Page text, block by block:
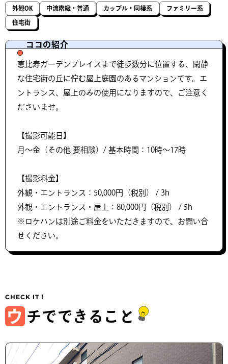
外観OK 中流階級・普通 カップル・同棲系 ファミリー系
住宅街
ココの紹介
恵比寿ガーデンプレイスまで徒歩数分に位置する、閑静
な住宅街の丘に佇む屋上庭園のあるマンションです。エ
ントランス、屋上のみの使用になりますので、ご注意く
ださいませ。
【撮影可能日】
月〜金（その他 要相談）/ 基本時間：10時〜17時
【撮影料金】
外観・エントランス：50,000円（税別） / 3h
外観・エントランス・屋上：80,000円（税別） / 5h
※ロケハンは別途ご料金をいただきますので、お問い合
せください。
ウ チでできること